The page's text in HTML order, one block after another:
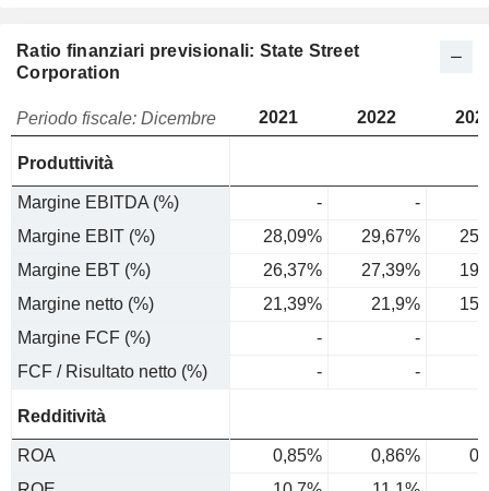
Ratio finanziari previsionali: State Street
Corporation
Periodo fiscale: Dicembre 2021 2022
Produttività
Margine EBITDA (%) -
-
Margine EBIT (%)
28,09% 29,67%
Margine EBT (%)
26,37% 27,39%
Margine netto (%)
21,39% 21,9%
Margine FCF (%)
-
-
FCF / Risultato netto (%)
- -
Redditività
ROA 0,85% 0,86%